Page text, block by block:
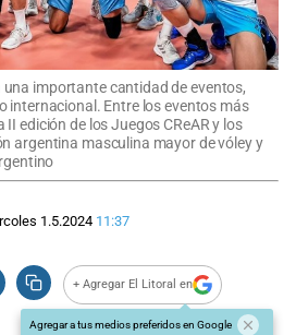
importante cantidad de eventos,
internacional. Entre los eventos más
edición de los Juegos CReAR y los
argentina masculina mayor de vóley y
1.5.2024 11:37
+ Agregar El Litoral en
Agregar a tus medios preferidos en Google